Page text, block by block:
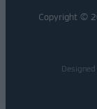
Copyright ©